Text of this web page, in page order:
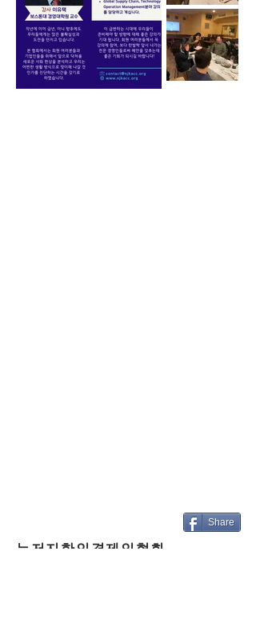
Share
뉴저지한인경제인협회